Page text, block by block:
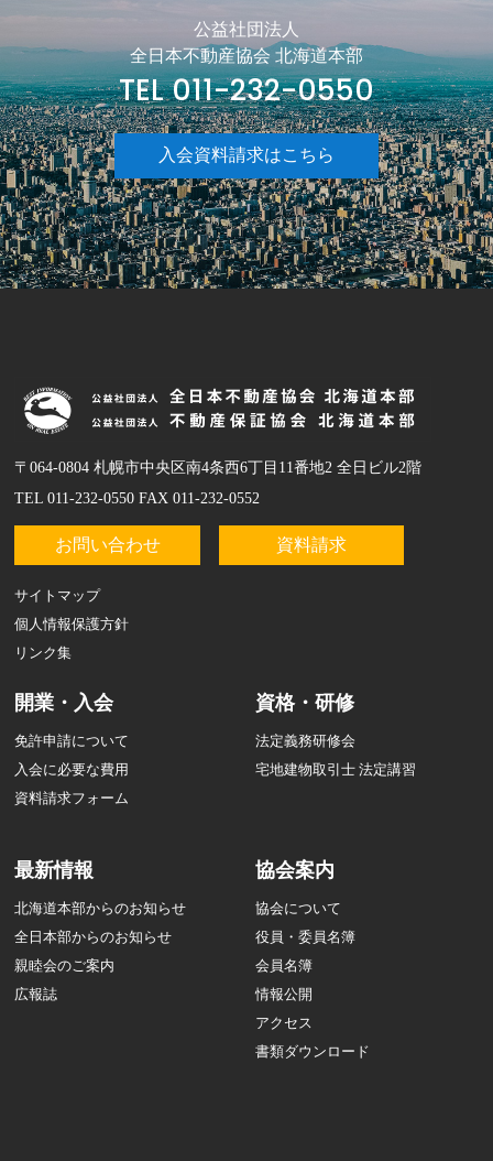
公益社団法人
全日本不動産協会 北海道本部
TEL 011-232-0550
入会資料請求はこちら
〒064-0804 札幌市中央区南4条西6丁目11番地2 全日ビル2階
TEL 011-232-0550 FAX 011-232-0552
お問い合わせ 資料請求
サイトマップ
個人情報保護方針
リンク集
開業・入会
免許申請について
入会に必要な費用
資料請求フォーム
資格・研修
法定義務研修会
宅地建物取引士 法定講習
最新情報
北海道本部からのお知らせ
全日本部からのお知らせ
親睦会のご案内
広報誌
協会案内
協会について
役員・委員名簿
会員名簿
情報公開
アクセス
書類ダウンロード